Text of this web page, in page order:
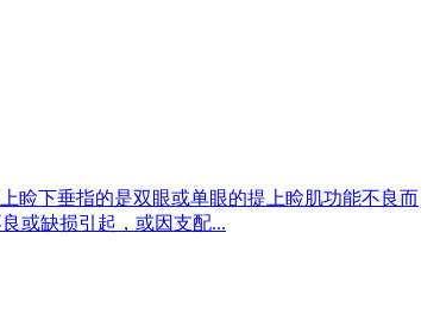
睑下垂指的是双眼或单眼的提上睑肌功能不良而
或缺损引起，或因支配...